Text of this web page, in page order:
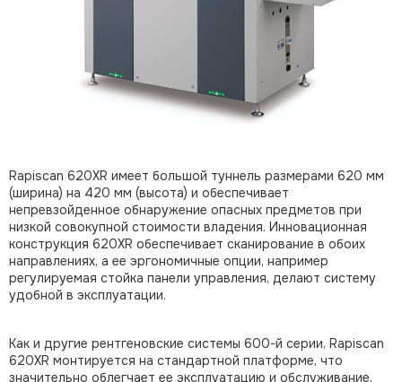
Rapiscan 620XR имеет большой туннель размерами 620 мм
(ширина) на 420 мм (высота) и обеспечивает
непревзойденное обнаружение опасных предметов при
низкой совокупной стоимости владения. Инновационная
конструкция 620XR обеспечивает сканирование в обоих
направлениях, а ее эргономичные опции, например
регулируемая стойка панели управления, делают систему
удобной в эксплуатации.
Как и другие рентгеновские системы 600-й серии, Rapiscan
620XR монтируется на стандартной платформе, что
значительно облегчает ее эксплуатацию и обслуживание,